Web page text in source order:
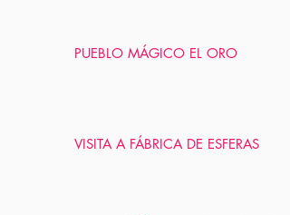
PUEBLO MÁGICO EL ORO
VISITA A FÁBRICA DE ESFERAS